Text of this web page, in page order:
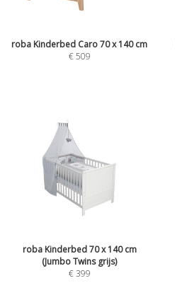
roba Kinderbed Caro 70 x 140 cm
€509
roba Kinderbed 70 x 140 cm
(Jumbo Twins grijs)
€399